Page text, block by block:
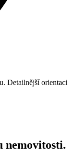
Detailnější orientaci
nemovitosti.